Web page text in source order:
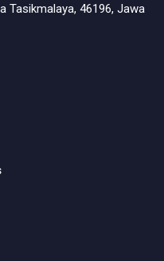
Tasikmalaya, 46196, Jawa